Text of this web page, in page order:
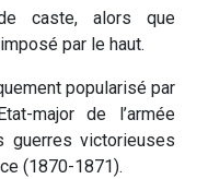
caste, alors que
par le haut.
popularisé par
major de l’armée
guerres victorieuses
(1870-1871).